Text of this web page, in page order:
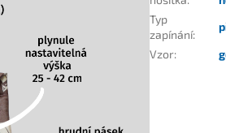
Typ
zapínání:
Vzor: